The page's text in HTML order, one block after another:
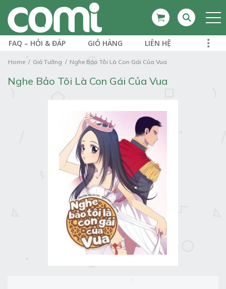
FAQ – HỎI & ĐÁP GIỎ HÀNG LIÊN HỆ
Home Giả Tưởng Nghe Bảo Tôi Là Con Gái Của Vua
Nghe Bảo Tôi Là Con Gái Của Vua